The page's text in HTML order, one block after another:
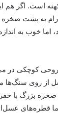
است. اگر هم
به پشت صخره
اما خوب به
کوچکی در
روی سنگ‌ها
صخره بزرگ با
قطره‌های